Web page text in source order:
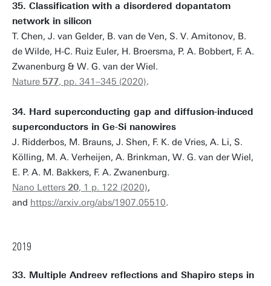
35. Classification with a disordered dopantatom
network in silicon
T. Chen, J. van Gelder, B. van de Ven, S. V. Amitonov, B.
de Wilde, H-C. Ruiz Euler, H. Broersma, P. A. Bobbert, F. A.
Zwanenburg & W. G. van der Wiel.
Nature 577, pp. 341–345 (2020).
34. Hard superconducting gap and diffusion-induced
superconductors in Ge-Si nanowires
J. Ridderbos, M. Brauns, J. Shen, F. K. de Vries, A. Li, S.
Kölling, M. A. Verheijen, A. Brinkman, W. G. van der Wiel,
E. P. A. M. Bakkers, F. A. Zwanenburg.
Nano Letters 20, 1 p. 122 (2020),
and https://arxiv.org/abs/1907.05510.
2019
33. Multiple Andreev reflections and Shapiro steps in